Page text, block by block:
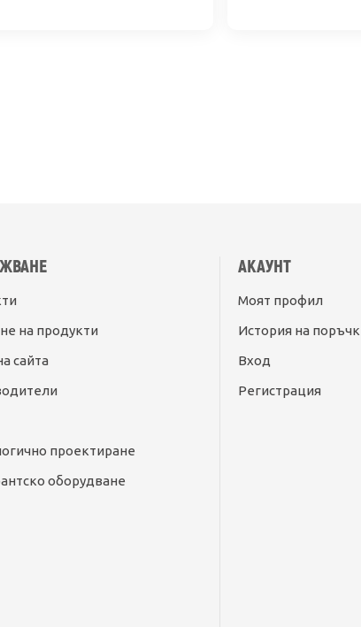
на продукти
сайта
проектиране
оборудване
АКАУНТ
Моят профил
История на
Вход
Регистрация